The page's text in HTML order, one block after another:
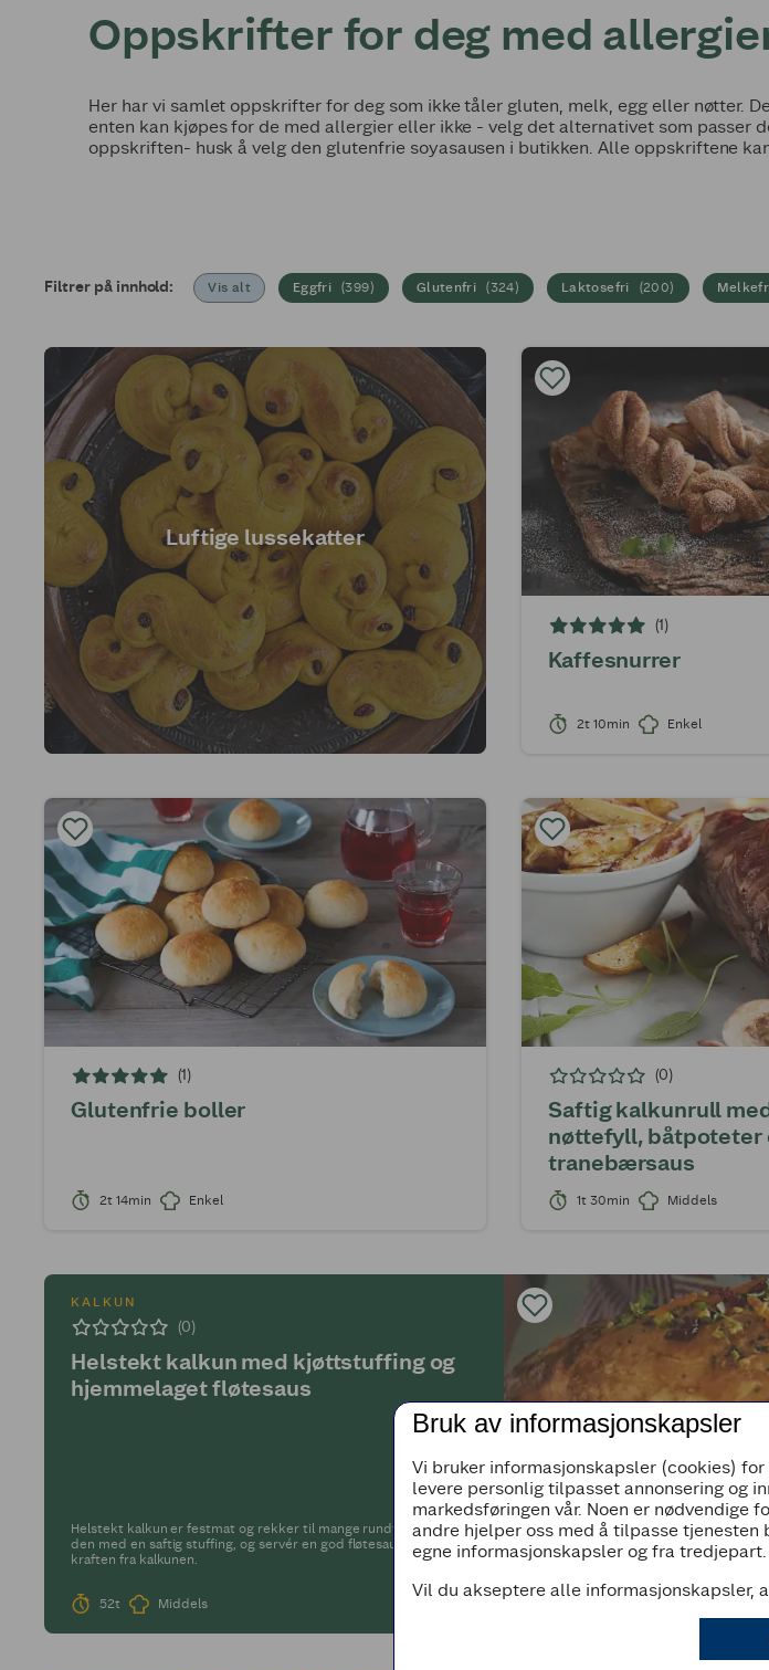
Oppskrifter for deg med
Her har vi samlet oppskrifter for deg som ikke tåler gluten, melk, egg eller nøtter.
enten kan kjøpes for de med allergier eller ikke - velg det alternativet som passer
oppskriften- husk å velg den glutenfrie soyasausen i butikken. Alle oppskriftene
Filtrer på innhold: Vis alt Eggfri (399) Glutenfri (324) Laktosefri (200)
Luftige lussekatter
(1)
Kaffesnurrer
2t 10min Enkel
(1)
Glutenfrie boller
2t 14min Enkel
(0)
Saftig kalkunrull
nøttefyll, båtpoteter
tranebærsaus
1t 30min Middels
KALKUN
(0)
Helstekt kalkun med kjøttstuffing og
hjemmelaget fløtesaus
Helstekt kalkun er festmat og rekker til mange rundt bordet. Fyll
den med en saftig stuffing, og servér en god fløtesaus kokt på
kraften fra kalkunen.
52t Middels
Bruk av informasjonskapsler
Vi bruker informasjonskapsler (cookies)
levere personlig tilpasset annonsering og
markedsføringen vår. Noen er nødvendige
andre hjelper oss med å tilpasse
egne informasjonskapsler og fra tredjepart.
Vil du akseptere alle informasjonskapsler,